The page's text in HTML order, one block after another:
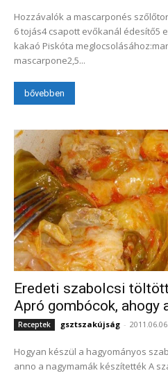
Hozzávalók a mascarponés
6 tojás4 csapott evőkanál édesítő5
kakaó Piskóta meglocsolásához:mandulalikőr Krémhez:40 dkg
mascarpone2,5...
bővebben
Eredeti szabolcsi
Apró gombócok, ahogy
Receptek gsztszakújság - 2011.06.06.
Hogyan készül a hagyományos
anno a nagymamák készítették A